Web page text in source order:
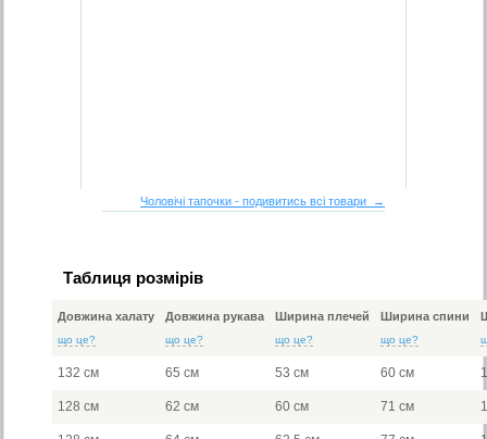
Чоловічі тапочки - подивитись всі товари →
Таблиця розмірів
Довжина халату
що це?
Довжина рукава
що це?
Ширина плечей
що це?
Ширина спини
що це?
132 см 65 см 53 см 60 см
128 см 62 см 60 см 71 см